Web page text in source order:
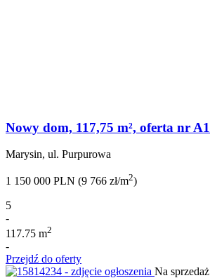
Nowy dom, 117,75 m², oferta nr A1
Marysin, ul. Purpurowa
1 150 000 PLN (9 766 zł/m2)
5
-
117.75 m2
-
Przejdź do oferty
Na sprzedaż